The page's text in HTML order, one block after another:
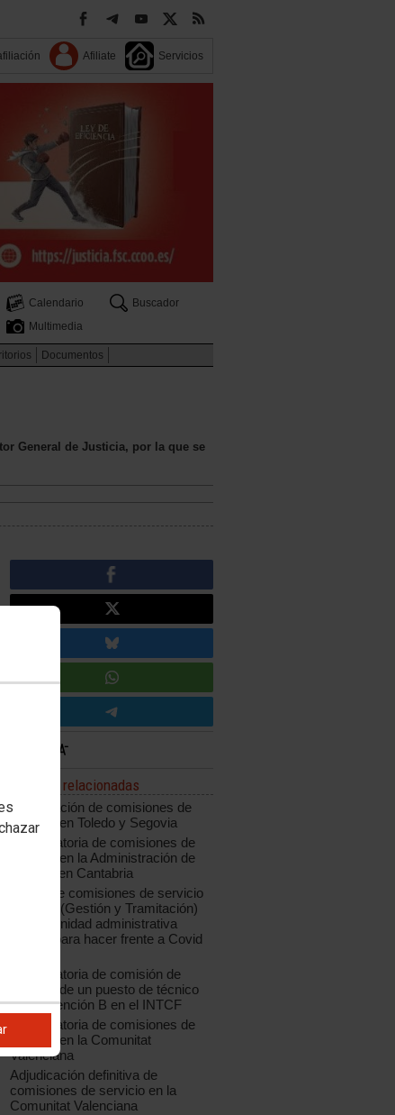
Afiliate Servicios
Calendario
Buscador
Multimedia
Documentos
General de Justicia, por la que se
Noticias relacionadas
Adjudicación de comisiones de
servicio en Toledo y Segovia
Convocatoria de comisiones de
servicio en la Administración de
Justicia en Cantabria
Oferta de comisiones de servicio
04/2020 (Gestión y Tramitación)
para la unidad administrativa
creada para hacer frente a Covid
Convocatoria de comisión de
servicio de un puesto de técnico
de Prevención B en el INTCF
Convocatoria de comisiones de
servicio en la Comunitat
Valenciana
Adjudicación definitiva de
comisiones de servicio en la
Comunitat Valenciana